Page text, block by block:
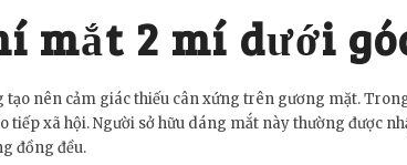
mắt 2 mí dưới
nên cảm giác thiếu cân xứng trên gương mặt.
tiếp xã hội. Người sở hữu dáng mắt này thường được
đồng đều.